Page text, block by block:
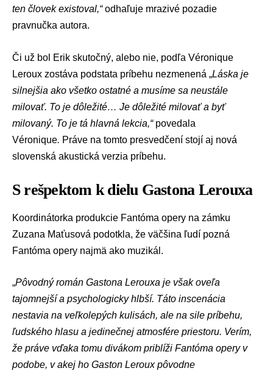
ten človek existoval,“odhaľuje mrazivé pozadie
pravnučka autora.
Či už bol Erik skutočný, alebo nie, podľa Véronique
Leroux zostáva podstata príbehu nezmenená „Láska je
silnejšia ako všetko ostatné a musíme sa neustále
milovať. To je dôležité… Je dôležité milovať a byť
milovaný. To je tá hlavná lekcia,“ povedala
Véronique. Práve na tomto presvedčení stojí aj nová
slovenská akustická verzia príbehu.
S rešpektom k dielu Gastona Lerouxa
Koordinátorka produkcie Fantóma opery na zámku
Zuzana Maťusová podotkla, že väčšina ľudí pozná
Fantóma opery najmä ako muzikál.
„Pôvodný román Gastona Lerouxa je však oveľa
tajomnejší a psychologicky hlbší. Táto inscenácia
nestavia na veľkolepých kulisách, ale na sile príbehu,
ľudského hlasu a jedinečnej atmosfére priestoru. Verím,
že práve vďaka tomu divákom priblíži Fantóma opery v
podobe, v akej ho Gaston Leroux pôvodne